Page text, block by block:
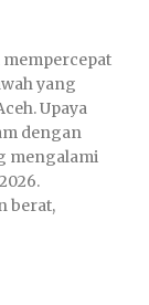
mempercepat
yang
Upaya
dengan
mengalami
berat,